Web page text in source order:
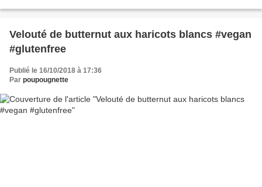
Velouté de butternut aux haricots blancs #vegan
#glutenfree
Publié le 16/10/2018 à 17:36
Par poupougnette